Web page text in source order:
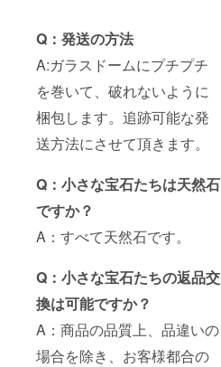
Q：発送の方法
A:ガラスドームにプチプチ
を巻いて、破れないように
梱包します。追跡可能な発
送方法にさせて頂きます。
Q：小さな宝石たちは天然石
ですか？
A：すべて天然石です。
Q：小さな宝石たちの返品交
換は可能ですか？
A：商品の品質上、品違いの
場合を除き、お客様都合の